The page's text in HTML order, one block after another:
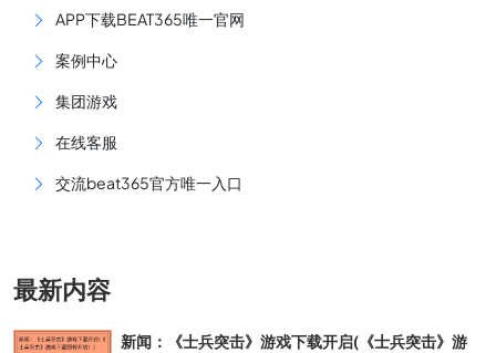
APP下载BEAT365唯一官网
案例中心
集团游戏
在线客服
交流beat365官方唯一入口
最新内容
新闻：《士兵突击》游戏下载开启(《士兵突击》游